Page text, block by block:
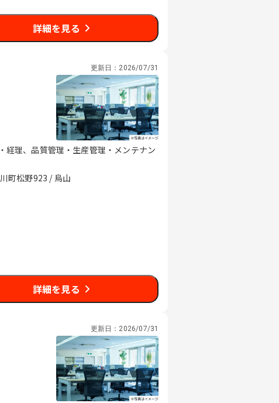
詳細を見る
更新日： 2026/07/31
経理、品質管理・生産管理・メンテナン
町松野923 / 烏山
詳細を見る
更新日： 2026/07/31